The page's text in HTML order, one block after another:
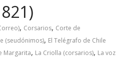
, Corsarios, Corte de
(seudónimos), El Telégrafo de Chile
Margarita, La Criolla (corsarios), La voz